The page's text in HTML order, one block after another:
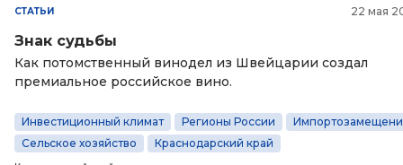
СТАТЬИ 22 мая
Знак судьбы
Как потомственный винодел из Швейцарии создал
премиальное российское вино.
Инвестиционный климат Регионы России
Сельское хозяйство
Краснодарский край